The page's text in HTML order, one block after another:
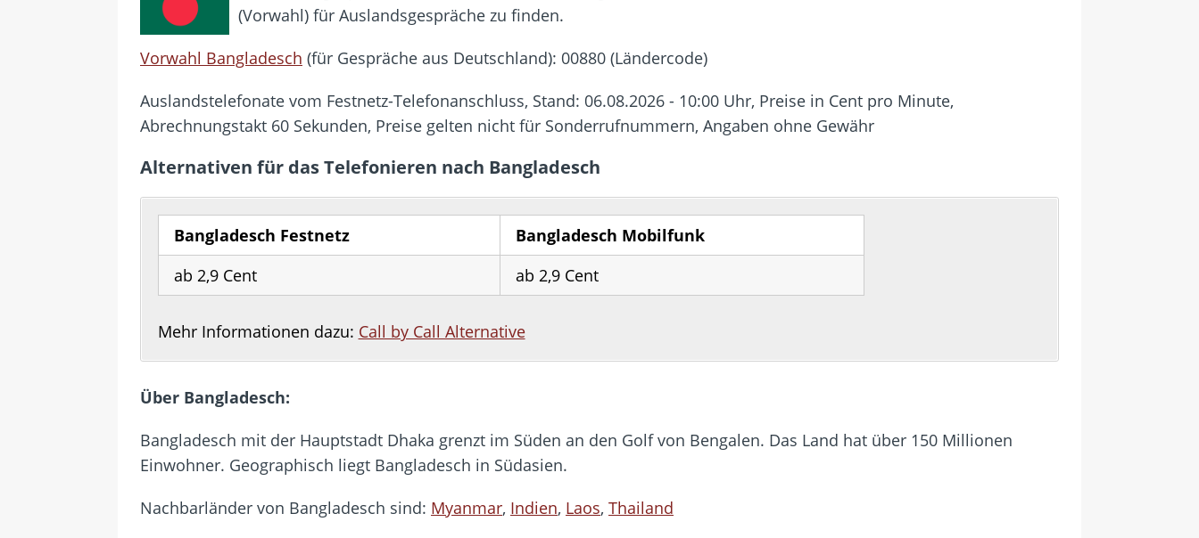
[ 21. Juli 2026 ] Wichtiges BGH-Urteil – Verbraucherrechte bei Online-Kündigung gestärkt
[ 20. Juli 2026 ]
BKA zerschlägt weltweit aktive Phishing-Plattform „Kratos“ – Hunderttausende Opfer
betroffen
(Vorwahl) für Auslandsgespräche zu finden.
Vorwahl Bangladesch (für Gespräche aus Deutschland): 00880 (Ländercode)
Auslandstelefonate vom Festnetz-Telefonanschluss, Stand: 06.08.2026 - 10:00 Uhr, Preise in Cent pro Minute,
Abrechnungstakt 60 Sekunden, Preise gelten nicht für Sonderrufnummern, Angaben ohne Gewähr
Alternativen für das Telefonieren nach Bangladesch
Bangladesch Festnetz
Bangladesch Mobilfunk
ab 2,9 Cent
ab 2,9 Cent
Mehr Informationen dazu: Call by Call Alternative
Über Bangladesch:
Bangladesch mit der Hauptstadt Dhaka grenzt im Süden an den Golf von Bengalen. Das Land hat über 150 Millionen
Einwohner. Geographisch liegt Bangladesch in Südasien.
Nachbarländer von Bangladesch sind: Myanmar, Indien, Laos, Thailand